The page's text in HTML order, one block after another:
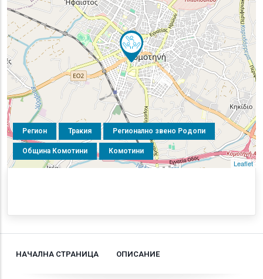
Регион Тракия Регионално звено Родопи
Община Комотини Комотини
Leaflet
НАЧАЛНА СТРАНИЦА ОПИСАНИЕ